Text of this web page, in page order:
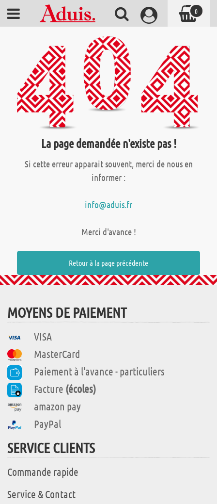
La page demandée n'existe pas !
Si cette erreur apparait souvent, merci de nous en
informer :
info@aduis.fr
Merci d'avance !
Retour à la page précédente
MOYENS DE PAIEMENT
VISA
MasterCard
Paiement à l'avance - particuliers
Facture (écoles)
amazon pay
PayPal
SERVICE CLIENTS
Commande rapide
Service & Contact
0